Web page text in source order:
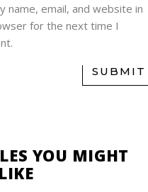
name, email, and website in
for the next time I
SUBMIT
YOU MIGHT